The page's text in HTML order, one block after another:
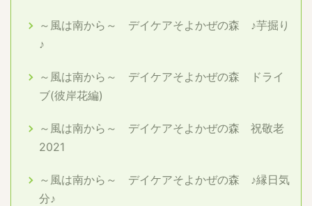
～風は南から～ デイケアそよかぜの森 ♪芋掘り
♪
～風は南から～ デイケアそよかぜの森 ドライ
ブ(彼岸花編)
～風は南から～ デイケアそよかぜの森 祝敬老
2021
～風は南から～ デイケアそよかぜの森 ♪縁日気
分♪